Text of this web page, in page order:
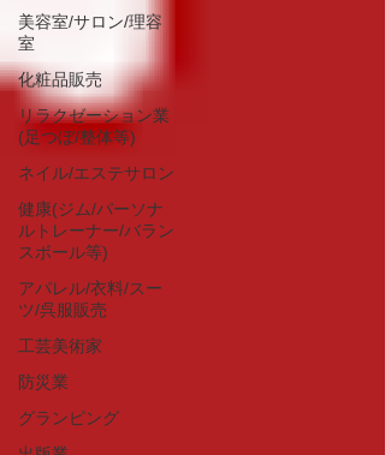
美容室/サロン/理容
室
化粧品販売
リラクゼーション業
(足つぼ/整体等)
ネイル/エステサロン
健康(ジム/パーソナ
ルトレーナー/バラン
スボール等)
アパレル/衣料/スー
ツ/呉服販売
工芸美術家
防災業
グランピング